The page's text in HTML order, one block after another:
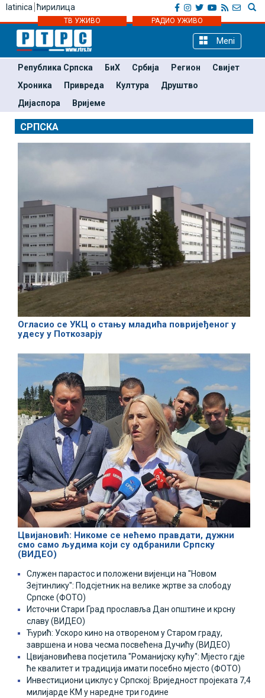
latinica ћирилица
ТВ УЖИВО РАДИО УЖИВО
Meni
Република Српска БиХ Србија Регион
Свијет
Хроника
Привреда Култура
Друштво
Дијаспора
Вријеме
СРПСКА
Огласио се УКЦ о стању младића повријеђеног у
удесу у Поткозарју
Цвијановић: Никоме се нећемо правдати, дужни
смо само људима који су одбранили Српску
(ВИДЕО)
Служен парастос и положени вијенци на "Новом
Зејтинлику": Подсјетник на велике жртве за слободу
Српске (ФОТО)
Источни Стари Град прославља Дан општине и крсну
славу (ВИДЕО)
Ћурић: Ускоро кино на отвореном у Старом граду,
завршена и нова чесма посвећена Дучићу (ВИДЕО)
Цвијановићева посјетила "Романијску кућу": Мјесто гдје
ће квалитет и традиција имати посебно мјесто (ФОТО)
Инвестициони циклус у Српској: Вриједност пројеката 7,4
милијарде КМ у наредне три године